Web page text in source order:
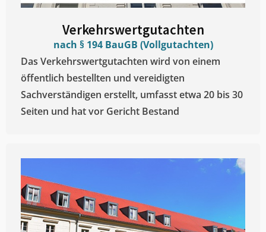
Verkehrswertgutachten
nach § 194 BauGB (Vollgutachten)
Das Verkehrswertgutachten wird von einem
öffentlich bestellten und vereidigten
Sachverständigen erstellt, umfasst etwa 20 bis 30
Seiten und hat vor Gericht Bestand